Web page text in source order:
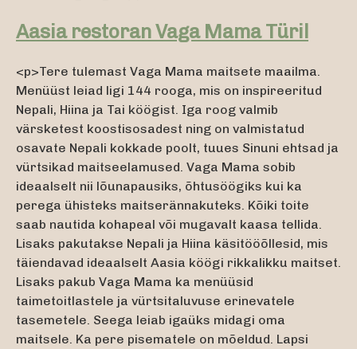
Aasia restoran Vaga Mama Türil
<p>Tere tulemast Vaga Mama maitsete maailma.
Menüüst leiad ligi 144 rooga, mis on inspireeritud
Nepali, Hiina ja Tai köögist. Iga roog valmib
värsketest koostisosadest ning on valmistatud
osavate Nepali kokkade poolt, tuues Sinuni ehtsad ja
vürtsikad maitseelamused. Vaga Mama sobib
ideaalselt nii lõunapausiks, õhtusöögiks kui ka
perega ühisteks maitserännakuteks. Kõiki toite
saab nautida kohapeal või mugavalt kaasa tellida.
Lisaks pakutakse Nepali ja Hiina käsitööõllesid, mis
täiendavad ideaalselt Aasia köögi rikkalikku maitset.
Lisaks pakub Vaga Mama ka menüüsid
taimetoitlastele ja vürtsitaluvuse erinevatele
tasemetele. Seega leiab igaüks midagi oma
maitsele. Ka pere pisematele on mõeldud. Lapsi